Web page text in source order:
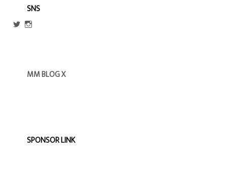
SNS
@escmm45
フ
示
フ
示
MM BLOG X
SPONSOR LINK